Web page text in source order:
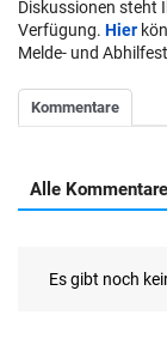
Diskussionen steht
Verfügung. Hier
Melde- und